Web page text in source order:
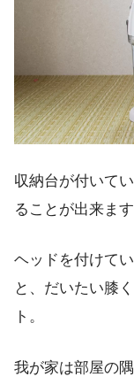
収納台が付いて
ることが出来ます
ヘッドを付けて
と、だいたい膝
ト。
我が家は部屋の